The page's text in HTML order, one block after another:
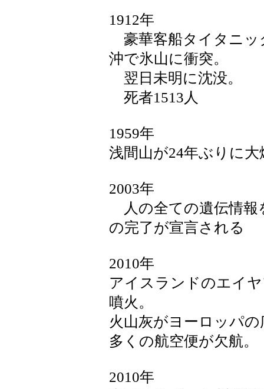
1912年
豪華客船タイタニッ
沖で氷山に衝突。
翌日未明に沈没。
死者1513人
1959年
浅間山が24年ぶりに大
2003年
人の全ての遺伝情報
の完了が宣言される
2010年
アイスランドのエイ
噴火。
火山灰がヨーロッパ
多くの航空便が欠航。
2010年